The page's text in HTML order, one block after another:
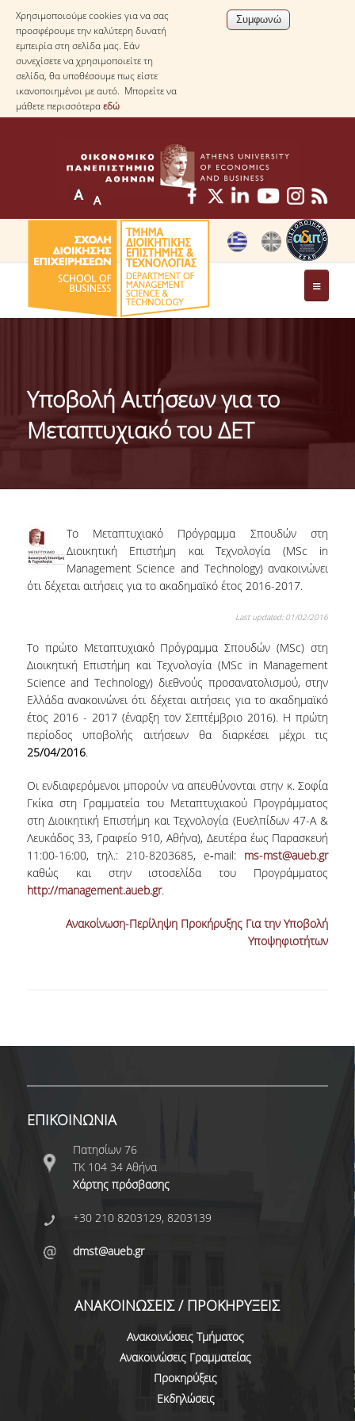
Χρησιμοποιούμε cookies για να σας
προσφέρουμε την καλύτερη δυνατή
εμπειρία στη σελίδα μας. Εάν
συνεχίσετε να χρησιμοποιείτε τη
σελίδα, θα υποθέσουμε πως είστε
ικανοποιημένοι με αυτό. Μπορείτε να
μάθετε περισσότεραεδώ
ΤΟ ΤΜΗΜΑ
ΤΑΥΤΟΤΗΤΑ ΤΟΥ ΤΜΗΜΑΤΟΣ
ΑΠΟΣΤΟΛΗ ΤΟΥ ΤΜΗΜΑΤΟΣ
ΔΙΟΙΚΗΣΗ ΤΟΥ ΤΜΗΜΑΤΟΣ
TESTIMONIALS ΔΙΑΚΡΙΣΕΩΝ
ΕΠΑΓΓΕΛΜΑΤΙΚΕΣ ΠΡΟΟΠΤΙΚΕΣ
ΠΡΟΓΡΑΜΜΑ ΥΠΟΤΡΟΦΙΩΝ
ΚΡΙΤΗΡΙΑ ΚΑΙ ΔΙΑΔΙΚΑΣΙΑ ΕΠΙΛΟΓΗΣ
ΕΡΓΑΣΤΗΡΙΑΚΗ ΥΠΟΔΟΜΗ
NEWSLETTERS
ΒΡΑΒΕΙΑ ΕΞΑΙΡΕΤΙΚΗΣ ΕΠΙΔΟΣΗΣ ΣΤΗ
ΔΙΔΑΣΚΑΛΙΑ
ΑΝΘΡΩΠΙΝΟ ΔΥΝΑΜΙΚΟ
ΠΡΟΣΩΠΙΚΟ ΤΟΥ ΤΜΗΜΑΤΟΣ
ΜΕΛΗ ΔΕΠ
ΔΙΟΙΚΗΤΙΚΟ ΠΡΟΣΩΠΙΚΟ
ΜΕΤΑΔΙΔΑΚΤΟΡΙΚΟΙ ΕΡΕΥΝΗΤΕΣ
ΜΗΤΡΩΟ ΜΕΛΩΝ ΤΜΗΜΑΤΟΣ
ΠΡΟΠΤΥΧΙΑΚΕΣ ΣΠΟΥΔΕΣ
ΠΡΟΓΡΑΜΜΑ ΣΠΟΥΔΩΝ
ΟΔΗΓΟΣ ΚΑΙ ΚΑΤΕΥΘΥΝΣΕΙΣ ΣΠΟΥΔΩΝ
ΜΑΘΗΜΑΤΑ ΕΛΕΥΘΕΡΗΣ ΕΠΙΛΟΓΗΣ ΑΠΟ
ΑΛΛΑ ΤΜΗΜΑΤΑ
ΒΡΑΒΕΙΑ ΕΡΓΑΣΙΩΝ
ΠΡΑΚΤΙΚΗ ΑΣΚΗΣΗ ΚΑΙ ΠΤΥΧΙΑΚΗ ΕΡΓΑΣΙΑ
Υποβολή Αιτήσεων για το
Μεταπτυχιακό του ΔΕΤ
Το Μεταπτυχιακό Πρόγραμμα Σπουδών στη
Διοικητική Επιστήμη και Τεχνολογία (MSc in
Management Science and Technology) ανακοινώνει
ότι δέχεται αιτήσεις για το ακαδημαϊκό έτος 2016-2017.
Last updated: 01/02/2016
Το πρώτο Μεταπτυχιακό Πρόγραμμα Σπουδών (MSc) στη
Διοικητική Επιστήμη και Τεχνολογία (MSc in Management
Science and Technology) διεθνούς προσανατολισμού, στην
Ελλάδα ανακοινώνει ότι δέχεται αιτήσεις για το ακαδημαϊκό
έτος 2016 - 2017 (έναρξη τον Σεπτέμβριο 2016). Η πρώτη
περίοδος υποβολής αιτήσεων θα διαρκέσει μέχρι τις
25/04/2016.
Οι ενδιαφερόμενοι μπορούν να απευθύνονται στην κ. Σοφία
Γκίκα στη Γραμματεία του Μεταπτυχιακού Προγράμματος
στη Διοικητική Επιστήμη και Τεχνολογία (Ευελπίδων 47-A &
Λευκάδος 33, Γραφείο 910, Αθήνα), Δευτέρα έως Παρασκευή
11:00-16:00, τηλ.: 210-8203685, e‑mail: ms-mst@aueb.gr
καθώς και στην ιστοσελίδα του Προγράμματος
http://management.aueb.gr.
Ανακοίνωση-Περίληψη Προκήρυξης Για την Υποβολή
Υποψηφιοτήτων
ΕΠΙΚΟΙΝΩΝΙΑ
Πατησίων 76
ΤΚ 104 34 Αθήνα
Χάρτης πρόσβασης
+30 210 8203129, 8203139
dmst@aueb.gr
ΑΝΑΚΟΙΝΩΣΕΙΣ / ΠΡΟΚΗΡΥΞΕΙΣ
Ανακοινώσεις Τμήματος
Ανακοινώσεις Γραμματείας
Προκηρύξεις
Εκδηλώσεις